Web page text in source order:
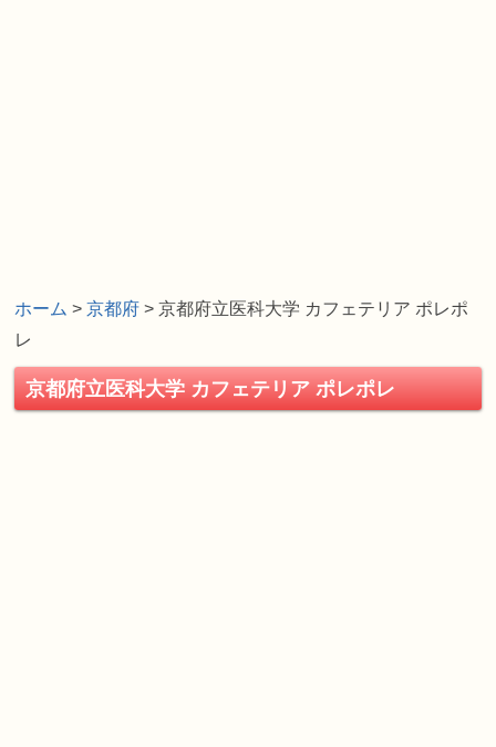
ホーム >京都府 > 京都府立医科大学 カフェテリア ポレポ
レ
京都府立医科大学 カフェテリア ポレポレ